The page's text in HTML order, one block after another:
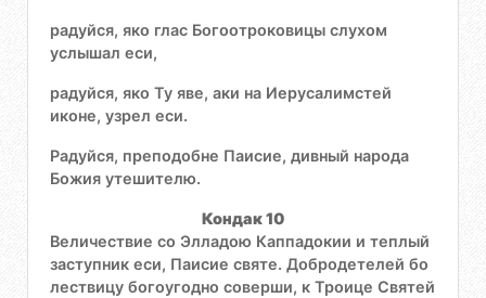
радуйся, яко глас Богоотроковицы слухом
услышал еси,
радуйся, яко Ту яве, аки на Иерусалимстей
иконе, узрел еси.
Радуйся, преподобне Паисие, дивный народа
Божия утешителю.
Кондак 10
Величествие со Элладою Каппадокии и теплый
заступник еси, Паисие святе. Добродетелей бо
лествицу богоугодно соверши, к Троице Святей